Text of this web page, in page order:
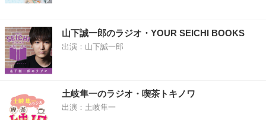
山下誠一郎のラジオ・YOUR SEICHI BOOKS
出演：山下誠一郎
土岐隼一のラジオ・喫茶トキノワ
出演：土岐隼一